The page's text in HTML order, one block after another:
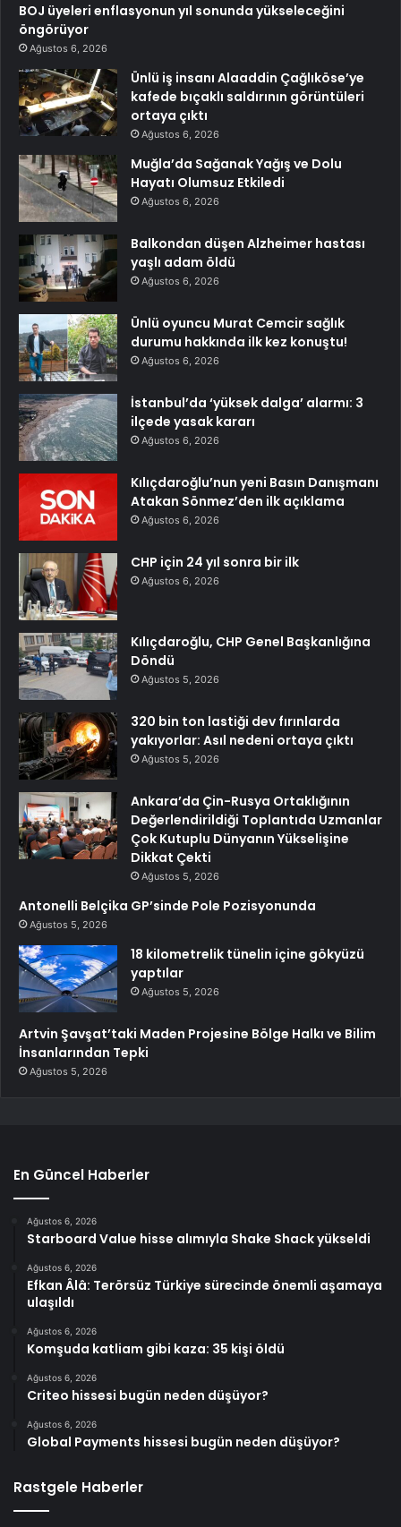
BOJ üyeleri enflasyonun yıl sonunda yükseleceğini
öngörüyor
Ağustos 6, 2026
Ünlü iş insanı Alaaddin Çağlıköse’ye
kafede bıçaklı saldırının görüntüleri
ortaya çıktı
Ağustos 6, 2026
Muğla’da Sağanak Yağış ve Dolu
Hayatı Olumsuz Etkiledi
Ağustos 6, 2026
Balkondan düşen Alzheimer hastası
yaşlı adam öldü
Ağustos 6, 2026
Ünlü oyuncu Murat Cemcir sağlık
durumu hakkında ilk kez konuştu!
Ağustos 6, 2026
İstanbul’da ‘yüksek dalga’ alarmı: 3
ilçede yasak kararı
Ağustos 6, 2026
Kılıçdaroğlu’nun yeni Basın Danışmanı
Atakan Sönmez’den ilk açıklama
Ağustos 6, 2026
CHP için 24 yıl sonra bir ilk
Ağustos 6, 2026
Kılıçdaroğlu, CHP Genel Başkanlığına
Döndü
Ağustos 5, 2026
320 bin ton lastiği dev fırınlarda
yakıyorlar: Asıl nedeni ortaya çıktı
Ağustos 5, 2026
Ankara’da Çin-Rusya Ortaklığının
Değerlendirildiği Toplantıda Uzmanlar
Çok Kutuplu Dünyanın Yükselişine
Dikkat Çekti
Ağustos 5, 2026
Antonelli Belçika GP’sinde Pole Pozisyonunda
Ağustos 5, 2026
18 kilometrelik tünelin içine gökyüzü
yaptılar
Ağustos 5, 2026
Artvin Şavşat’taki Maden Projesine Bölge Halkı ve Bilim
İnsanlarından Tepki
Ağustos 5, 2026
En Güncel Haberler
Ağustos 6, 2026
Starboard Value hisse alımıyla Shake Shack yükseldi
Ağustos 6, 2026
Efkan Âlâ: Terörsüz Türkiye sürecinde önemli aşamaya
ulaşıldı
Ağustos 6, 2026
Komşuda katliam gibi kaza: 35 kişi öldü
Ağustos 6, 2026
Criteo hissesi bugün neden düşüyor?
Ağustos 6, 2026
Global Payments hissesi bugün neden düşüyor?
Rastgele Haberler